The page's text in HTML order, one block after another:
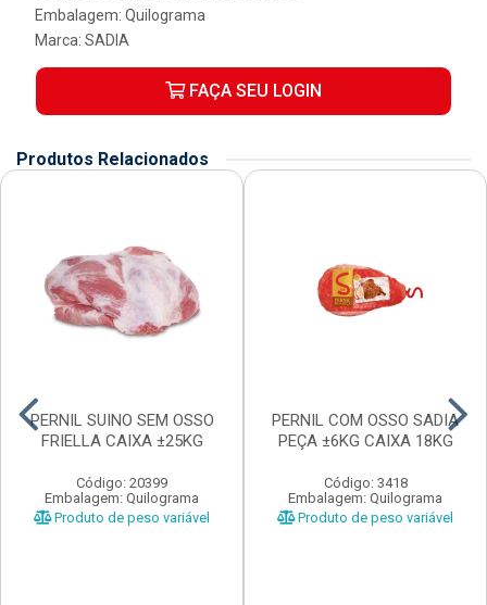
Embalagem: Quilograma
Marca: SADIA
FAÇA SEU LOGIN
Produtos Relacionados
PERNIL SUINO SEM OSSO
FRIELLA CAIXA ±25KG
Código: 20399
Embalagem: Quilograma
Produto de peso variável
PERNIL COM OSSO SADIA
PEÇA ±6KG CAIXA 18KG
Código: 3418
Embalagem: Quilograma
Produto de peso variável